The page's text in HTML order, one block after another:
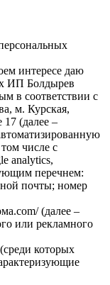
интересе даю
ИП Болдырев
в соответствии с
м. Курская,
(далее –
числе с
analytics,
перечнем:
почты; номер
(далее –
или рекламного
которых